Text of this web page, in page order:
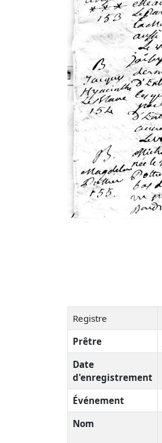
Registre
Prêtre
Date
d'enregistrement
Événement
Nom